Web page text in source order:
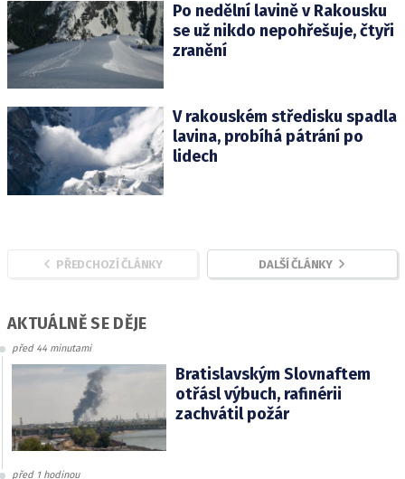
Po nedělní lavině v Rakousku
se už nikdo nepohřešuje, čtyři
zranění
V rakouském středisku spadla
lavina, probíhá pátrání po
lidech
PŘEDCHOZÍ ČLÁNKY DALŠÍ ČLÁNKY
AKTUÁLNĚ SE DĚJE
před 44 minutami
Bratislavským Slovnaftem
otřásl výbuch, rafinérii
zachvátil požár
před 1 hodinou